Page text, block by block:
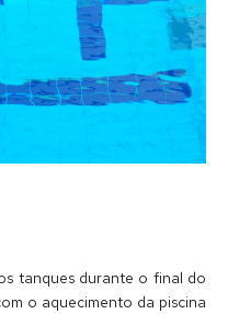
tanques durante o final do
o aquecimento da piscina